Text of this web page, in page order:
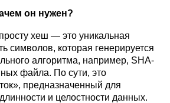
он нужен?
хеш — это уникальная
символов, которая генерируется
алгоритма, например, SHA-
файла. По сути, это
предназначенный для
и целостности данных.